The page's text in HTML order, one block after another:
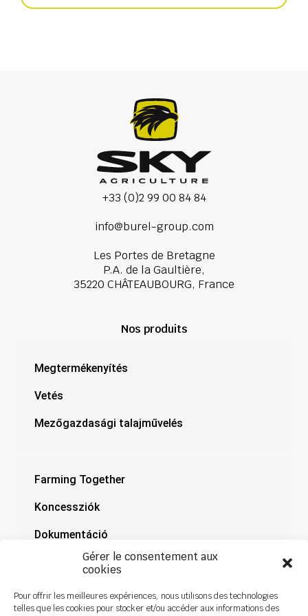
Gérer le consentement aux
cookies
Pour offrir les meilleures expériences, nous utilisons des technologies
telles que les cookies pour stocker et/ou accéder aux informations des
+33 (0)2 99 00 84 84
info@burel-group.com
Les Portes de Bretagne
P.A. de la Gaultière,
35220 CHÂTEAUBOURG, France
Nos produits
Megtermékenyítés
Vetés
Mezőgazdasági talajművelés
Farming Together
Koncessziók
Dokumentáció